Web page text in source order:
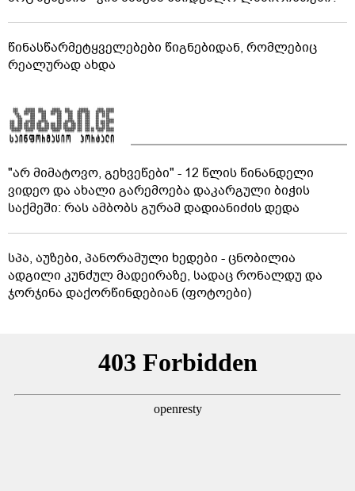
წინასწარმეტყველებები წიგნებიდან, რომლებიც
რეალურად ახდა
"არ მიმატოვო, გეხვეწები" - 12 წლის წინანდელი
ვიდეო და ახალი გარემოება დაკარგული ბიჭის
საქმეში: რას ამბობს გურამ დადიანიძის დედა
სპა, აუზები, პანორამული ხედები - ცნობილია
ადგილი კუნძულ მადეირაზე, სადაც რონალდუ და
ჯორჯინა დაქორწინდებიან (ფოტოები)